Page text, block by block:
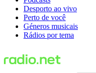
Desporto ao vivo
Perto de você
Géneros musicais
Rádios por tema